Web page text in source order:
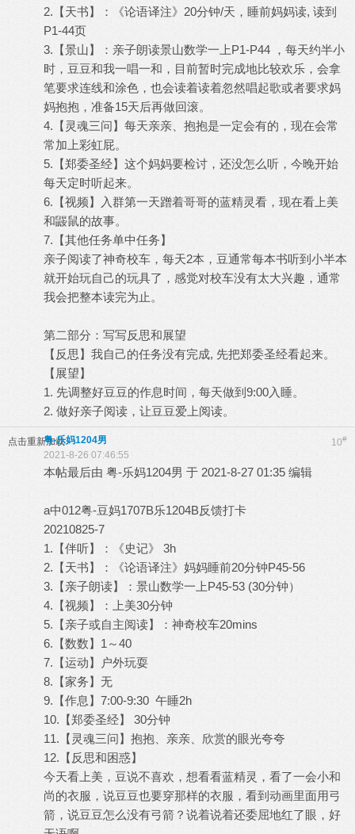
2.【天书】：《论语译注》20分钟/天，睡前妈妈读, 读到
P1-44页
3.【景山】：亲子朗读景山数学一上P1-P44 ，每天约半小
时，豆豆和我一唱一和，目前暂时完成地比较欢乐，会拿
笔要求连线和涂色，也会读着读着忽然唱起歌或者要求妈
妈抱抱，准备15天后再做回滚。
4.【灵魂三问】每天亲亲、抱抱是一定会有的，现在会常
常加上彩虹屁。
5.【郑委圣经】这个妈妈要检讨，还没怎么听，今晚开始
每天定时听起来。
6.【视频】入群第一天蹭着哥哥的蓝精灵看，现在看上美
和鼹鼠的故事。
7.【其他任务单中任务】
亲子阅读了神奇校车，每天2本，豆通常每本书听到小半本
就开始玩自己的玩具了，感觉对校车没有太大兴趣，通常
我会把整本读完为止。
第二部分：写写反思和展望
【反思】我自己的任务没有完成, 先把郑委圣经看起来。
【展望】
1. 先调整好豆豆的作息时间，每天做到9:00入睡。
2. 做好亲子阅读，让豆豆爱上阅读。
点击重新加载 10#
粤-乐妈1204男
2021-8-26 07:46:55
本帖最后由 粤-乐妈1204男 于 2021-8-27 01:35 编辑
a中012粤-豆妈1707B乐1204B反馈打卡
20210825-7
1.【伴听】：《史记》 3h
2.【天书】：《论语译注》妈妈睡前20分钟P45-56
3.【亲子朗读】：景山数学一上P45-53 (30分钟）
4.【视频】：上美30分钟
5.【亲子或自主阅读】：神奇校车20mins
6.【数数】1～40
7.【运动】户外玩耍
8.【家务】无
9.【作息】7:00-9:30 午睡2h
10.【郑委圣经】 30分钟
11.【灵魂三问】抱抱、亲亲、欣赏的眼光夸夸
12.【反思和困惑】
今天看上美，豆说不喜欢，想看看蓝精灵，看了一会小和
尚的衣服，说豆豆也要穿那样的衣服，看到动画里面用弓
箭，说豆豆怎么没有弓箭？说着说着还委屈地红了眼，好